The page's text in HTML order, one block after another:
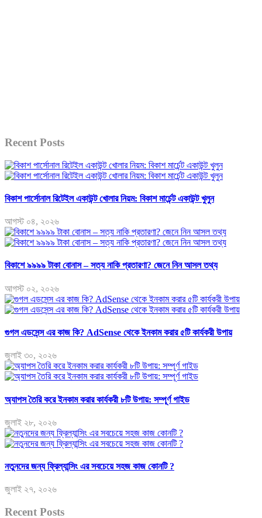
Recent Posts
বিকাশ পার্সোনাল রিটেইল একাউন্ট খোলার নিয়ম: বিকাশ মার্চেন্ট একাউন্ট খুলুন
আগস্ট ০৪, ২০২৬
বিকাশে ৯৯৯৯ টাকা বোনাস – সত্য নাকি প্রতারণা? জেনে নিন আসল তথ্য
আগস্ট ০২, ২০২৬
গুগল এডসেন্স এর কাজ কি? AdSense থেকে ইনকাম করার ৫টি কার্যকরী উপায়
জুলাই ৩০, ২০২৬
অ্যাপস তৈরি করে ইনকাম করার কার্যকরী ৮টি উপায়: সম্পূর্ণ গাইড
জুলাই ২৮, ২০২৬
নতুনদের জন্য ফ্রিল্যান্সিং এর সবচেয়ে সহজ কাজ কোনটি ?
জুলাই ২৭, ২০২৬
Recent Posts